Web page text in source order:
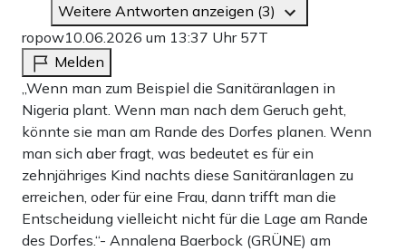
Weitere Antworten anzeigen (3)
ropow10.06.2026 um 13:37 Uhr 57T
Melden
„Wenn man zum Beispiel die Sanitäranlagen in
Nigeria plant. Wenn man nach dem Geruch geht,
könnte sie man am Rande des Dorfes planen. Wenn
man sich aber fragt, was bedeutet es für ein
zehnjähriges Kind nachts diese Sanitäranlagen zu
erreichen, oder für eine Frau, dann trifft man die
Entscheidung vielleicht nicht für die Lage am Rande
des Dorfes.“- Annalena Baerbock (GRÜNE) am